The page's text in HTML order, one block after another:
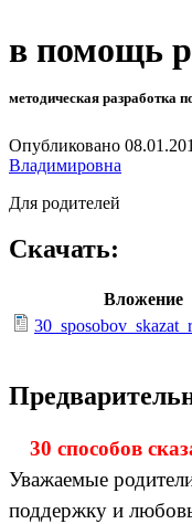
в помощь
методическая разработка
Опубликовано
Владимировна
Для родителей
Скачать:
Вложение
30 способов
Уважаемые
поддержку и